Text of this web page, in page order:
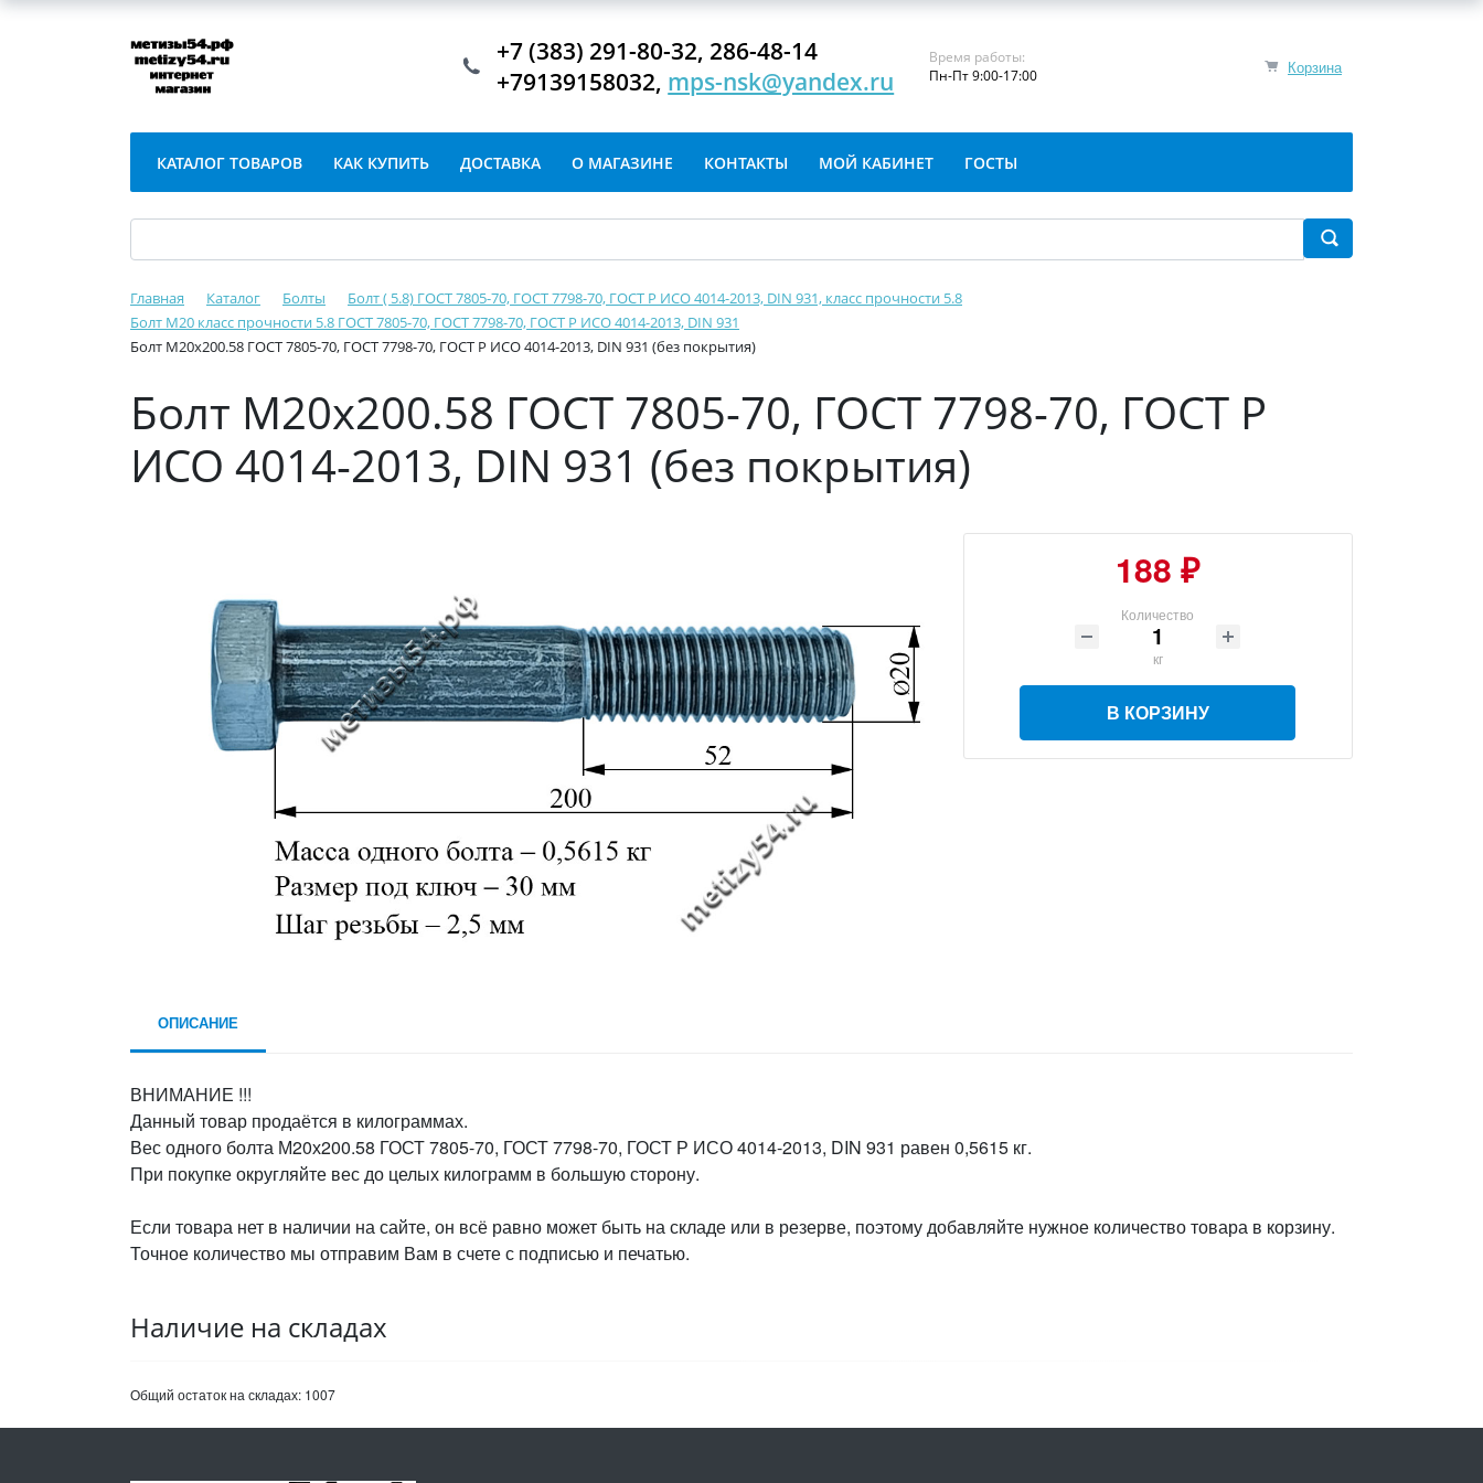
Корзина
+7 (383) 291-80-32, 286-48-14
+79139158032, mps-nsk@yandex.ru
Время работы:
Пн-Пт 9:00-17:00
КАТАЛОГ ТОВАРОВ КАК КУПИТЬ ДОСТАВКА О МАГАЗИНЕ КОНТАКТЫ МОЙ КАБИНЕТ ГОСТЫ
Главная Каталог Болты
Болт ( 5.8) ГОСТ 7805-70, ГОСТ 7798-70, ГОСТ Р ИСО 4014-2013, DIN 931, класс прочности 5.8
Болт М20 класс прочности 5.8 ГОСТ 7805-70, ГОСТ 7798-70, ГОСТ Р ИСО 4014-2013, DIN 931
Болт М20х200.58 ГОСТ 7805-70, ГОСТ 7798-70, ГОСТ Р ИСО 4014-2013, DIN 931 (без покрытия)
Болт М20х200.58 ГОСТ 7805-70, ГОСТ 7798-70, ГОСТ Р
ИСО 4014-2013, DIN 931 (без покрытия)
188 ₽
Количество
кг
В КОРЗИНУ
ОПИСАНИЕ
ВНИМАНИЕ !!!
Данный товар продаётся в килограммах.
Вес одного болта М20х200.58 ГОСТ 7805-70, ГОСТ 7798-70, ГОСТ Р ИСО 4014-2013, DIN 931 равен 0,5615 кг.
При покупке округляйте вес до целых килограмм в большую сторону.
Если товара нет в наличии на сайте, он всё равно может быть на складе или в резерве, поэтому добавляйте нужное количество товара в корзину.
Точное количество мы отправим Вам в счете с подписью и печатью.
Наличие на складах
Общий остаток на складах: 1007